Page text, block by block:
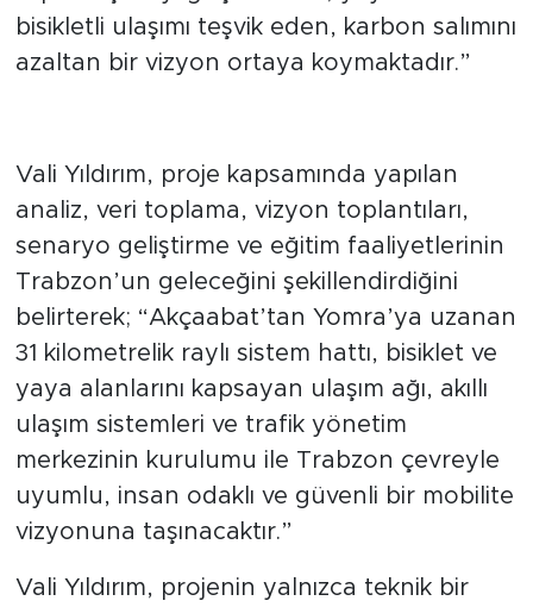
bisikletli ulaşımı teşvik eden, karbon salımını
azaltan bir vizyon ortaya koymaktadır.”
Vali Yıldırım, proje kapsamında yapılan
analiz, veri toplama, vizyon toplantıları,
senaryo geliştirme ve eğitim faaliyetlerinin
Trabzon’un geleceğini şekillendirdiğini
belirterek; “Akçaabat’tan Yomra’ya uzanan
31 kilometrelik raylı sistem hattı, bisiklet ve
yaya alanlarını kapsayan ulaşım ağı, akıllı
ulaşım sistemleri ve trafik yönetim
merkezinin kurulumu ile Trabzon çevreyle
uyumlu, insan odaklı ve güvenli bir mobilite
vizyonuna taşınacaktır.”
Vali Yıldırım, projenin yalnızca teknik bir